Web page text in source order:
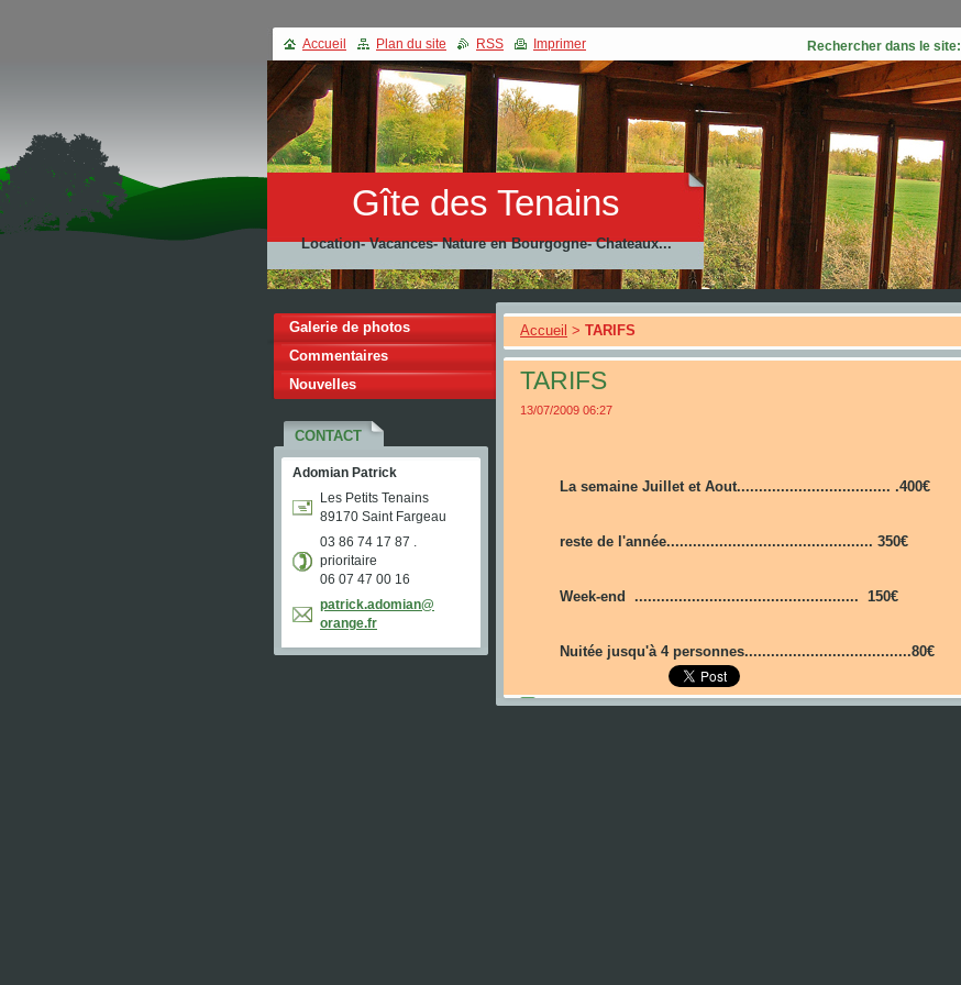
Gîte des Tenains
Location- Vacances- Nature en Bourgogne- Chateaux...
Accueil > TARIFS
TARIFS
13/07/2009 06:27
La semaine Juillet et Aout................................... .400€
reste de l'année............................................... 350€
Week-end ................................................... 150€
Nuitée jusqu'à 4 personnes......................................80€
Précédent
Galerie de photos
Commentaires
Nouvelles
CONTACT
Adomian Patrick
Les Petits Tenains
89170 Saint Fargeau
03 86 74 17 87 .
prioritaire
06 07 47 00 16
patrick.adomian@
orange.fr
Accueil Plan du site RSS Imprimer Rechercher dans le site: